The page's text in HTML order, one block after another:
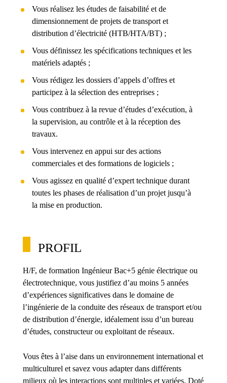
Vous réalisez les études de faisabilité et de
dimensionnement de projets de transport et
distribution d’électricité (HTB/HTA/BT) ;
Vous définissez les spécifications techniques et les
matériels adaptés ;
Vous rédigez les dossiers d’appels d’offres et
participez à la sélection des entreprises ;
Vous contribuez à la revue d’études d’exécution, à
la supervision, au contrôle et à la réception des
travaux.
Vous intervenez en appui sur des actions
commerciales et des formations de logiciels ;
Vous agissez en qualité d’expert technique durant
toutes les phases de réalisation d’un projet jusqu’à
la mise en production.
PROFIL
H/F, de formation Ingénieur Bac+5 génie électrique ou
électrotechnique, vous justifiez d’au moins 5 années
d’expériences significatives dans le domaine de
l’ingénierie de la conduite des réseaux de transport et/ou
de distribution d’énergie, idéalement issu d’un bureau
d’études, constructeur ou exploitant de réseaux.
Vous êtes à l’aise dans un environnement international et
multiculturel et savez vous adapter dans différents
milieux où les interactions sont multiples et variées. Doté